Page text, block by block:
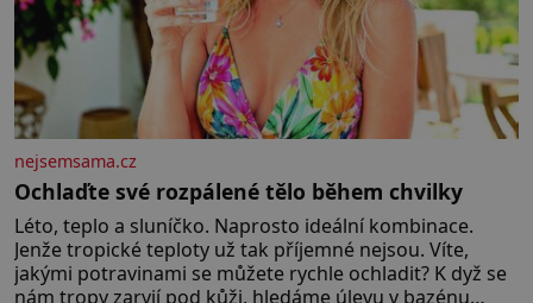
nejsemsama.cz
Ochlaďte své rozpálené tělo během chvilky
Léto, teplo a sluníčko. Naprosto ideální kombinace.
Jenže tropické teploty už tak příjemné nejsou. Víte,
jakými potravinami se můžete rychle ochladit? K dyž se
nám tropy zaryjí pod kůži, hledáme úlevu v bazénu